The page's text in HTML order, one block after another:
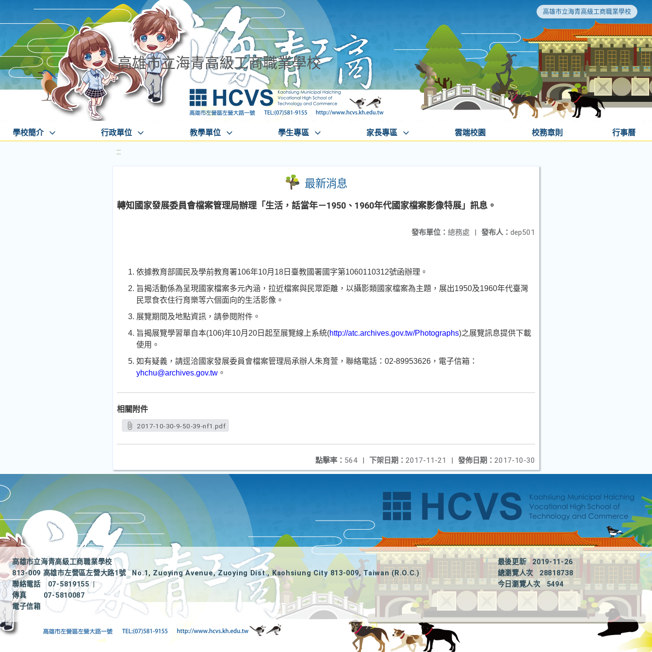
高雄市立海青高級工商職業學校
高雄市立海青高級工商職業學校
學校簡介 行政單位 教學單位 學生專區 家長專區 雲端校園 校務章則 行事曆
:::
最新消息
轉知國家發展委員會檔案管理局辦理「生活，話當年－1950、1960年代國家檔案影像特展」訊息。
發布人： dep501
發布單位： 總務處 |
依據教育部國民及學前教育署106年10月18日臺教國署國字第1060110312號函辦理。
旨揭活動係為呈現國家檔案多元內涵，拉近檔案與民眾距離，以攝影類國家檔案為主題，展出1950及1960年代臺灣
民眾食衣住行育樂等六個面向的生活影像。
展覽期間及地點資訊，請參閱附件。
旨揭展覽學習單自本(106)年10月20日起至展覽線上系統(http://atc.archives.gov.tw/Photographs)之展覽訊息提供下載
使用。
如有疑義，請逕洽國家發展委員會檔案管理局承辦人朱育萱，聯絡電話：02-89953626，電子信箱：
yhchu@archives.gov.tw 。
相關附件
2017-10-30-9-50-39-nf1.pdf
發佈日期： 2017-10-30
下架日期： 2017-11-21 |
點擊率： 564 |
高雄市立海青高級工商職業學校
813-009 高雄市左營區左營大路1號
No.1, Zuoying Avenue, Zuoying Dist., Kaohsiung City 813-009, Taiwan (R.O.C.)
聯絡電話
07-5819155
|
傳真
07-5810087
電子信箱
最後更新
2019-11-26
總瀏覽人次
28818738
今日瀏覽人次
5494